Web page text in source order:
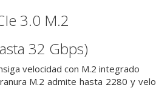
3.0 M.2
32 Gbps)
velocidad con M.2 integrado
M.2 admite hasta 2280 y